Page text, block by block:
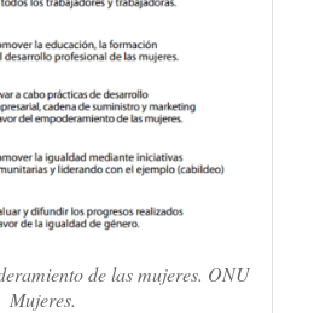
de las mujeres. ONU
Mujeres.